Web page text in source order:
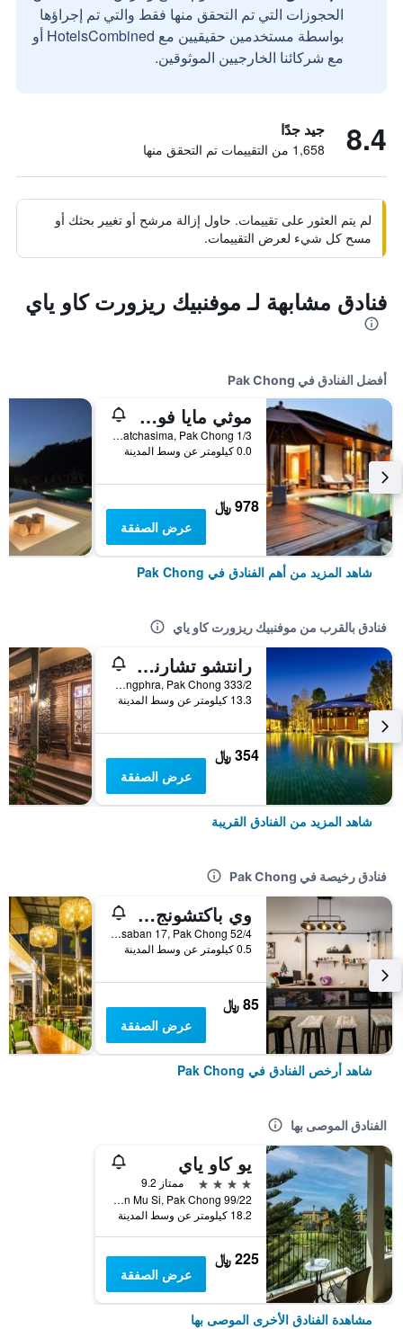
الحجوزات التي تم التحقق منها فقط والتي تم إجراؤها
بواسطة مستخدمين حقيقيين مع HotelsCombined أو
مع شركائنا الخارجيين الموثوقين.
8.4 جيد جدًا
1,658 من التقييمات تم التحقق منها
لم يتم العثور على تقييمات. حاول إزالة مرشح أو تغيير بحثك أو
مسح كل شيء لعرض التقييمات.
فنادق مشابهة لـ موفنبيك ريزورت كاو ياي
أفضل الفنادق في Pak Chong
موثي مايا فوريست بول فيلا ريزورت
1/3 Moo 6 Thanarat Road, Mu Si, Pakchong, Nakorn Ratchasima, Pak Chong, تايلاند
0.0 كيلومتر عن وسط المدينة
978 ﷼
عرض الصفقة
شاهد المزيد من أهم الفنادق في Pak Chong
فنادق بالقرب من موفنبيك ريزورت كاو ياي
رانتشو تشارنفي كاوياي
333/2 Moo. 12 Khanongphra, Pak Chong, تايلاند
13.3 كيلومتر عن وسط المدينة
354 ﷼
عرض الصفقة
شاهد المزيد من الفنادق القريبة
فنادق رخيصة في Pak Chong
وي باكتشونج هوستل
52/4 Thessaban 17, Pak Chong, تايلاند
0.5 كيلومتر عن وسط المدينة
85 ﷼
عرض الصفقة
شاهد أرخص الفنادق في Pak Chong
الفنادق الموصى بها
يو كاو ياي
4 نجوم
ممتاز 9.2
99/22 Moo 1, Tambon Mu Si, Pak Chong, تايلاند
18.2 كيلومتر عن وسط المدينة
225 ﷼
عرض الصفقة
مشاهدة الفنادق الأخرى الموصى بها